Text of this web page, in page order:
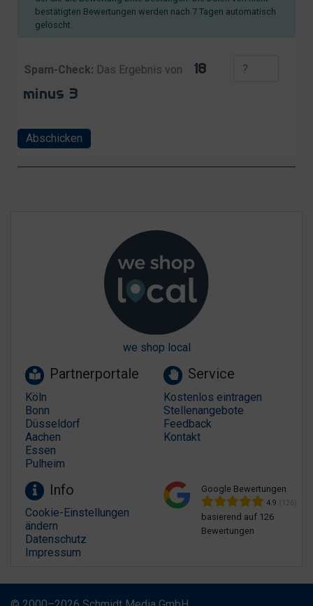
bestätigten Bewertungen werden nach 7 Tagen automatisch
gelöscht.
Spam-Check: Das Ergebnis von
Abschicken
we shop local
Partnerportale
Köln
Bonn
Düsseldorf
Aachen
Essen
Pulheim
Service
Kostenlos eintragen
Stellenangebote
Feedback
Kontakt
Info
Cookie-Einstellungen
ändern
Datenschutz
Impressum
Google Bewertungen
4.9 (126)
basierend auf 126
Bewertungen